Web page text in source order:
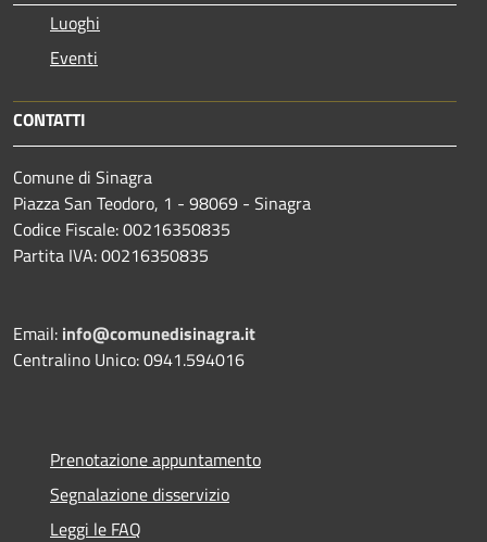
Luoghi
Eventi
CONTATTI
Comune di Sinagra
Piazza San Teodoro, 1 - 98069 - Sinagra
Codice Fiscale: 00216350835
Partita IVA: 00216350835
Email: info@comunedisinagra.it
Centralino Unico: 0941.594016
Prenotazione appuntamento
Segnalazione disservizio
Leggi le FAQ